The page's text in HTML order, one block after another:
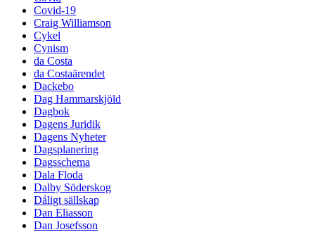
Covid-19
Craig Williamson
Cykel
Cynism
da Costa
da Costaärendet
Dackebo
Dag Hammarskjöld
Dagbok
Dagens Juridik
Dagens Nyheter
Dagsplanering
Dagsschema
Dala Floda
Dalby Söderskog
Dåligt sällskap
Dan Eliasson
Dan Josefsson